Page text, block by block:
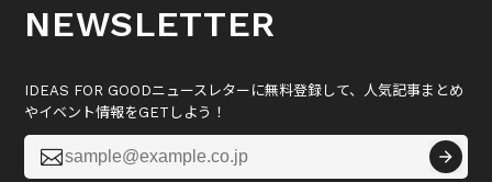
NEWSLETTER
IDEAS FOR GOODニュースレターに無料登録して、人気記事まとめ
やイベント情報をGETしよう！
